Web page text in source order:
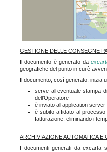
GESTIONE DELLE CONSEGNE
Il documento è generato da
geografiche del punto in cui è
Il documento, così generato, inizia
serve all’eventuale stampa
dell’Operatore
è inviato all’application
è subito affidato al
fatturazione, eliminando i
ARCHIVIAZIONE AUTOMATICA E
I documenti generati da excarta